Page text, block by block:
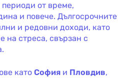
от време,
и повече. Дългосрочните
и редовни доходи, като
на стреса, свързан с
като София и Пловдив,